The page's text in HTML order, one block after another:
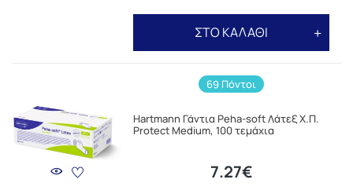
ΣΤΟ ΚΑΛΑΘΙ
69 Πόντοι
Hartmann Γάντια Peha-soft Λάτεξ Χ.Π.
Protect Medium, 100 τεμάχια
7.27€